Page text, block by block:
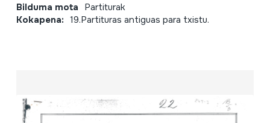
Bilduma mota Partiturak
Kokapena: 19.Partituras antiguas para txistu.